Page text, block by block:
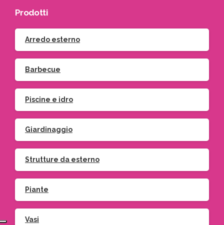
Prodotti
Arredo esterno
Barbecue
Piscine e idro
Giardinaggio
Strutture da esterno
Piante
Vasi